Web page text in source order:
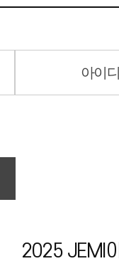
아이
2025 JEMI